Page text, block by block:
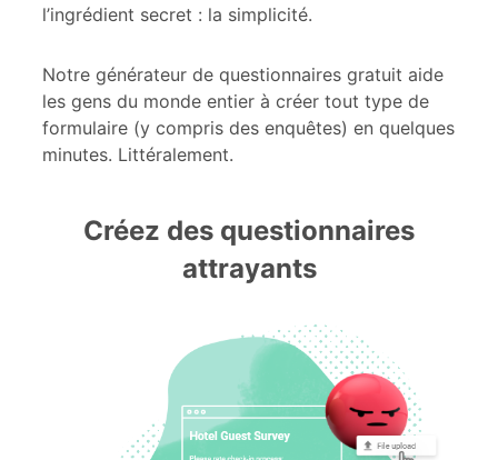
l’ingrédient secret : la simplicité.
Notre générateur de questionnaires gratuit aide
les gens du monde entier à créer tout type de
formulaire (y compris des enquêtes) en quelques
minutes. Littéralement.
Créez des questionnaires
attrayants